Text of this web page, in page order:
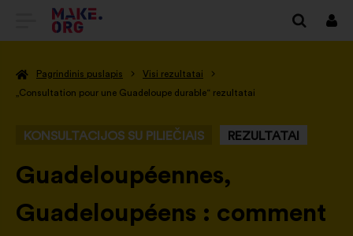
EITI
PAGRINDINĮ
PUSLAPĮ
Pagrindinis puslapis
Visi rezultatai
„Consultation pour une Guadeloupe durable“ rezultatai
KONSULTACIJOS SU PILIEČIAIS REZULTATAI
-
Guadeloupéennes,
Guadeloupéens : comment